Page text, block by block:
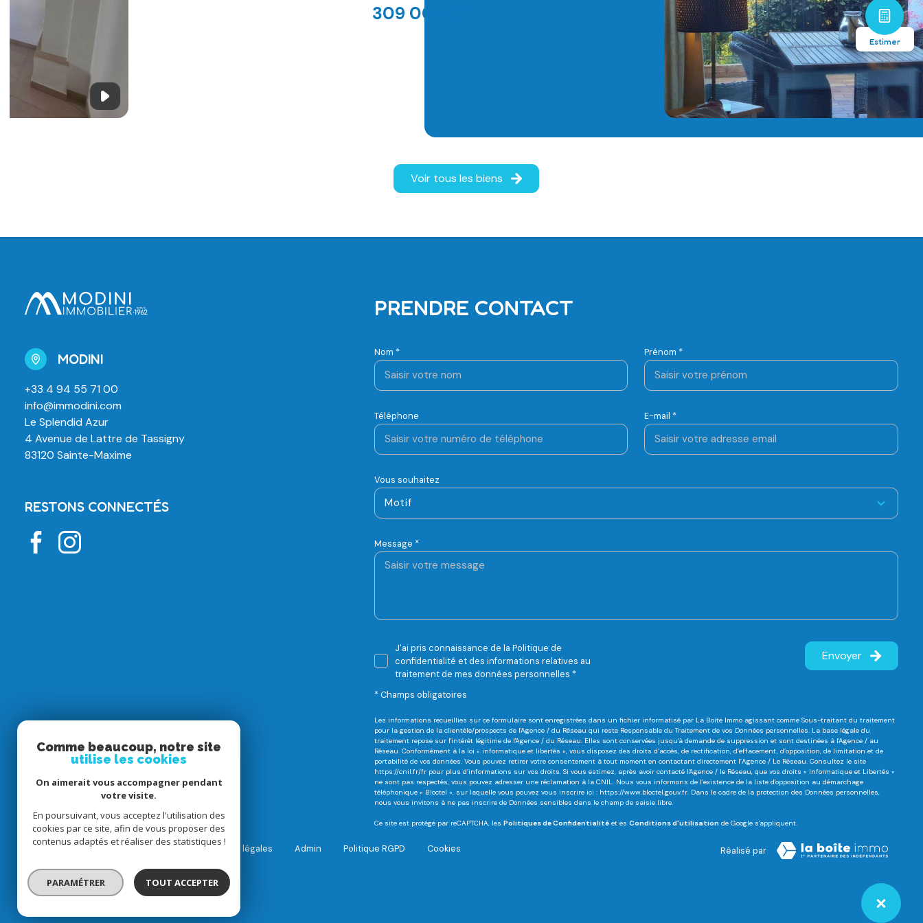
309 000 €
Voir tous les biens
Estimer
PRENDRE CONTACT
Nom * Prénom *
Téléphone E-mail *
Vous souhaitez
Motif
Message *
J'ai pris connaissance de la Politique de
confidentialité et des informations relatives au
traitement de mes données personnelles *
* Champs obligatoires
Envoyer
Les informations recueillies sur ce formulaire sont enregistrées dans un fichier informatisé par La Boite Immo agissant comme Sous-traitant du traitement
pour la gestion de la clientèle/prospects de l'Agence / du Réseau qui reste Responsable du Traitement de vos Données personnelles. La base légale du
traitement repose sur l'intérêt légitime de l'Agence / du Réseau. Elles sont conservées jusqu'à demande de suppression et sont destinées à l'Agence / au
Réseau. Conformément à la loi « informatique et libertés », vous disposez des droits d’accès, de rectification, d’effacement, d’opposition, de limitation et de
portabilité de vos données. Vous pouvez retirer votre consentement à tout moment en contactant directement l’Agence / Le Réseau. Consultez le site
https://cnil.fr/frpour plus d’informations sur vos droits. Si vous estimez, après avoir contacté l'Agence / le Réseau, que vos droits « Informatique et Libertés »
ne sont pas respectés, vous pouvez adresser une réclamation à la CNIL. Nous vous informons de l’existence de la liste d'opposition au démarchage
téléphonique « Bloctel », sur laquelle vous pouvez vous inscrire ici : https://www.bloctel.gouv.fr. Dans le cadre de la protection des Données personnelles,
nous vous invitons à ne pas inscrire de Données sensibles dans le champ de saisie libre.
Ce site est protégé par reCAPTCHA, les Politiques de Confidentialitéet es Conditions d'utilisation de Google s'appliquent.
MODINI
+33 4 94 55 71 00
info@immodini.com
Le Splendid Azur
4 Avenue de Lattre de Tassigny
83120 Sainte-Maxime
RESTONS CONNECTÉS
Nos honoraires Nos partenaires Mentions légales Admin Politique RGPD Cookies
© 2026 | Tous droits réservés
Réalisé par
Comme beaucoup, notre site
utilise les cookies
On aimerait vous accompagner pendant
votre visite.
En poursuivant, vous acceptez l'utilisation des
cookies par ce site, afin de vous proposer des
contenus adaptés et réaliser des statistiques !
PARAMÉTRER TOUT ACCEPTER